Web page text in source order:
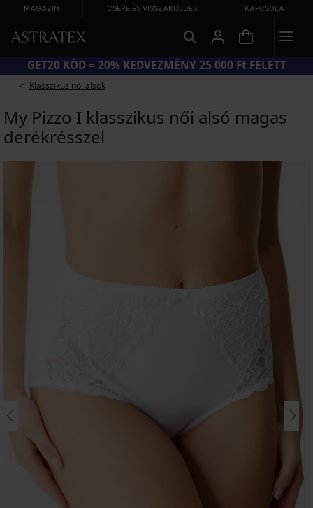
MAGAZIN CSERE ÉS VISSZAKÜLDÉS KAPCSOLAT
NAGY NYÁRI KIÁRUSÍTÁS AKÁR −70%
Klasszikus női alsók
My Pizzo I klasszikus női alsó magas
derékrésszel